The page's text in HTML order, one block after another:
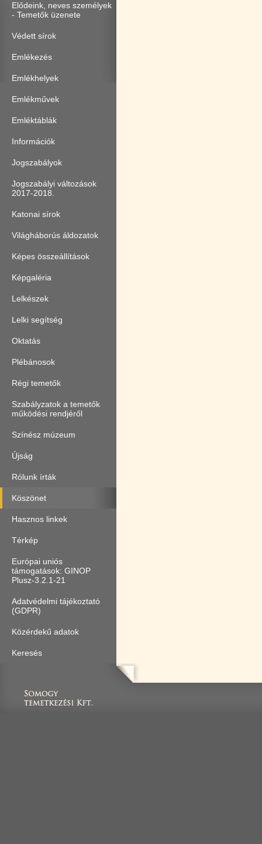
Elődeink, neves személyek
- Temetők üzenete
Védett sírok
Emlékezés
Emlékhelyek
Emlékművek
Emléktáblák
Információk
Jogszabályok
Jogszabályi változások
2017-2018.
Katonai sírok
Világháborús áldozatok
Képes összeállítások
Képgaléria
Lelkészek
Lelki segítség
Oktatás
Plébánosok
Régi temetők
Szabályzatok a temetők
működési rendjéről
Színész múzeum
Újság
Rólunk írták
Köszönet
Hasznos linkek
Térkép
Európai uniós
támogatások: GINOP
Plusz-3.2.1-21
Adatvédelmi tájékoztató
(GDPR)
Közérdekű adatok
Keresés